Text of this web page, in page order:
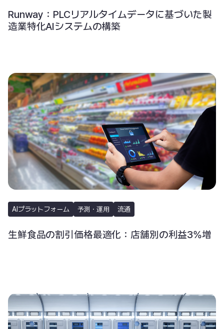
Runway：PLCリアルタイムデータに基づいた製
造業特化AIシステムの構築
AIプラットフォーム 予測・運用 流通
生鮮食品の割引価格最適化：店舗別の利益3%増